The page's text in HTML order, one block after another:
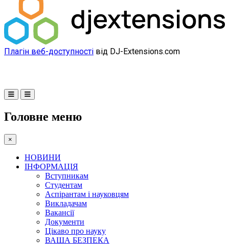
Плагін веб-доступності від DJ-Extensions.com
Головне меню
×
НОВИНИ
ІНФОРМАЦІЯ
Вступникам
Студентам
Аспірантам і науковцям
Викладачам
Вакансії
Документи
Цікаво про науку
ВАША БЕЗПЕКА